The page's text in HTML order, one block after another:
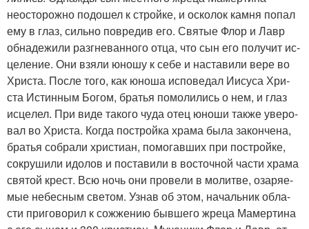
неосто­рож­но по­до­шел к строй­ке, и оско­лок кам­ня по­пал
ему в глаз, силь­но по­вре­див его. Свя­тые Флор и Лавр
об­на­де­жи­ли раз­гне­ван­но­го от­ца, что сын его по­лу­чит ис­
це­ле­ние. Они взя­ли юно­шу к се­бе и на­ста­ви­ли ве­ре во
Хри­ста. По­сле то­го, как юно­ша ис­по­ве­дал Иису­са Хри­
ста Ис­тин­ным Бо­гом, бра­тья по­мо­ли­лись о нем, и глаз
ис­це­лел. При ви­де та­ко­го чу­да отец юно­ши так­же уве­ро­
вал во Хри­ста. Ко­гда по­строй­ка хра­ма бы­ла за­кон­че­на,
бра­тья со­бра­ли хри­сти­ан, по­мо­гав­ших при по­строй­ке,
со­кру­ши­ли идо­лов и по­ста­ви­ли в во­сточ­ной ча­сти хра­ма
свя­той крест. Всю ночь они про­ве­ли в мо­лит­ве, оза­ря­е­
мые небес­ным све­том. Узнав об этом, на­чаль­ник об­ла­
сти при­го­во­рил к со­жже­нию быв­ше­го жре­ца Ма­мер­ти­на